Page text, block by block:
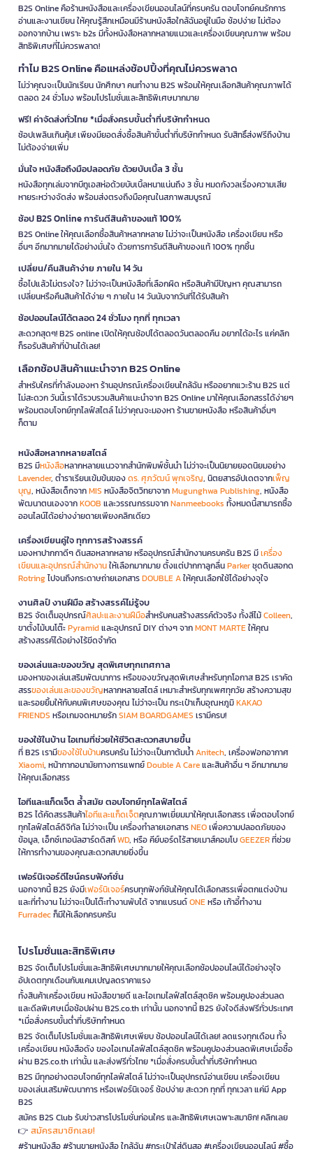
B2S Online คือร้านหนังสือและเครื่องเขียนออนไลน์ที่ครบครัน ตอบโจทย์คนรักการ
อ่านและงานเขียน ให้คุณรู้สึกเหมือนมีร้านหนังสือใกล้ฉันอยู่ในมือ ช้อปง่าย ไม่ต้อง
ออกจากบ้าน เพราะ b2s มีทั้งหนังสือหลากหลายแนวและเครื่องเขียนคุณภาพ พร้อม
สิทธิพิเศษที่ไม่ควรพลาด!
ทำไม B2S Online คือแหล่งช้อปปิ้งที่คุณไม่ควรพลาด
ไม่ว่าคุณจะเป็นนักเรียน นักศึกษา คนทำงาน B2S พร้อมให้คุณเลือกสินค้าคุณภาพได้
ตลอด 24 ชั่วโมง พร้อมโปรโมชั่นและสิทธิพิเศษมากมาย
ฟรี! ค่าจัดส่งทั่วไทย *เมื่อสั่งครบขั้นต่ำที่บริษัทกำหนด
ช้อปเพลินเกินคุ้ม! เพียงมียอดสั่งซื้อสินค้าขั้นต่ำที่บริษัทกำหนด รับสิทธิ์ส่งฟรีถึงบ้าน
ไม่ต้องจ่ายเพิ่ม
มั่นใจ หนังสือถึงมือปลอดภัย ด้วยบับเบิ้ล 3 ชั้น
หนังสือทุกเล่มจากบีทูเอสห่อด้วยบับเบิ้ลหนาแน่นถึง 3 ชั้น หมดกังวลเรื่องความเสีย
หายระหว่างจัดส่ง พร้อมส่งตรงถึงมือคุณในสภาพสมบูรณ์
ช้อป B2S Online การันตีสินค้าของแท้ 100%
B2S Online ให้คุณเลือกซื้อสินค้าหลากหลาย ไม่ว่าจะเป็นหนังสือ เครื่องเขียน หรือ
อื่นๆ อีกมากมายได้อย่างมั่นใจ ด้วยการการันตีสินค้าของแท้ 100% ทุกชิ้น
เปลี่ยน/คืนสินค้าง่าย ภายใน 14 วัน
ซื้อไปแล้วไม่ตรงใจ? ไม่ว่าจะเป็นหนังสือที่เลือกผิด หรือสินค้ามีปัญหา คุณสามารถ
เปลี่ยนหรือคืนสินค้าได้ง่าย ๆ ภายใน 14 วันนับจากวันที่ได้รับสินค้า
ช้อปออนไลน์ได้ตลอด 24 ชั่วโมง ทุกที่ ทุกเวลา
สะดวกสุดๆ! B2S online เปิดให้คุณช้อปได้ตลอดวันตลอดคืน อยากได้อะไร แค่คลิก
ก็รอรับสินค้าที่บ้านได้เลย!
เลือกช้อปสินค้าแนะนำจาก B2S Online
สำหรับใครที่กำลังมองหา ร้านอุปกรณ์เครื่องเขียนใกล้ฉัน หรืออยากแวะร้าน B2S แต่
ไม่สะดวก วันนี้เราได้รวบรวมสินค้าแนะนำจาก B2S Online มาให้คุณเลือกสรรได้ง่ายๆ
พร้อมตอบโจทย์ทุกไลฟ์สไตล์ ไม่ว่าคุณจะมองหา ร้านขายหนังสือ หรือสินค้าอื่นๆ
ก็ตาม
หนังสือหลากหลายสไตล์
B2S มีหนังสือหลากหลายแนวจากสำนักพิมพ์ชั้นนำ ไม่ว่าจะเป็นนิยายยอดนิยมอย่าง
Lavender, ตำราเรียนเข้มข้นของดร. ศุภวัฒน์ พุกเจริญ, นิตยสารอัปเดตจากเพ็ญ
บุญ, หนังสือเด็กจากMIS หนังสือจิตวิทยาจากMugunghwa Publishing, หนังสือ
พัฒนาตนเองจากKOOB และวรรณกรรมจากNanmeebooks ทั้งหมดนี้สามารถซื้อ
ออนไลน์ได้อย่างง่ายดายเพียงคลิกเดียว
เครื่องเขียนคู่ใจ ทุกการสร้างสรรค์
มองหาปากกาดีๆ ดินสอหลากหลาย หรืออุปกรณ์สำนักงานครบครัน B2S มีเครื่อง
เขียนและอุปกรณ์สำนักงานให้เลือกมากมาย ตั้งแต่ปากกาลูกลื่นParkerชุดดินสอกด
Rotringไปจนถึงกระดาษถ่ายเอกสารDOUBLE Aให้คุณเลือกใช้ได้อย่างจุใจ
งานศิลป์ งานฝีมือ สร้างสรรค์ไม่รู้จบ
B2S จัดเต็มอุปกรณ์ศิลปะและงานฝีมือสำหรับคนสร้างสรรค์ตัวจริง ทั้งสีไม้Colleen,
ขาตั้งไม้บนโต๊ะPyramidและอุปกรณ์ DIY ต่างๆ จากMONT MARTEให้คุณ
สร้างสรรค์ได้อย่างไร้ขีดจำกัด
ของเล่นและของขวัญ สุดพิเศษทุกเทศกาล
มองหาของเล่นเสริมพัฒนาการ หรือของขวัญสุดพิเศษสำหรับทุกโอกาส B2S เราคัด
สรรของเล่นและของขวัญหลากหลายสไตล์ เหมาะสำหรับทุกเพศทุกวัย สร้างความสุข
และรอยยิ้มให้กับคนพิเศษของคุณ ไม่ว่าจะเป็น กระเป๋าเก็บอุณหภูมิKAKAO
FRIENDS หรือเกมจดหมายรักSIAM BOARDGAMES เรามีครบ!
ของใช้ในบ้าน ไอเทมที่ช่วยให้ชีวิตสะดวกสบายขึ้น
ที่ B2S เรามีของใช้ในบ้านครบครัน ไม่ว่าจะเป็นกาต้มน้ำAnitech, เครื่องฟอกอากาศ
Xiaomi, หน้ากากอนามัยทางการแพทย์Double A Careและสินค้าอื่น ๆ อีกมากมาย
ให้คุณเลือกสรร
ไอทีและแก็ดเจ็ต ล้ำสมัย ตอบโจทย์ทุกไลฟ์สไตล์
B2S ได้คัดสรรสินค้าไอทีและแก็ดเจ็ตคุณภาพเยี่ยมมาให้คุณเลือกสรร เพื่อตอบโจทย์
ทุกไลฟ์สไตล์ดิจิทัล ไม่ว่าจะเป็น เครื่องทำลายเอกสารNEOเพื่อความปลอดภัยของ
ข้อมูล, เอ็กซ์เทอนัลฮาร์ดดิสก์WD, หรือ คีย์บอร์ดไร้สายเมาส์คอมโบGEEZERที่ช่วย
ให้การทำงานของคุณสะดวกสบายยิ่งขึ้น
เฟอร์นิเจอร์ดีไซน์ครบฟังก์ชั่น
นอกจากนี้ B2S ยังมีเฟอร์นิเจอร์ครบทุกฟังก์ชันให้คุณได้เลือกสรรเพื่อตกแต่งบ้าน
และที่ทำงาน ไม่ว่าจะเป็นโต๊ะทำงานพับได้ จากแบรนด์ONEหรือ เก้าอี้ทำงาน
Furradecก็มีให้เลือกครบครัน
โปรโมชั่นและสิทธิพิเศษ
B2S จัดเต็มโปรโมชั่นและสิทธิพิเศษมากมายให้คุณเลือกช้อปออนไลน์ได้อย่างจุใจ
อัปเดตทุกเดือนกับแคมเปญลดราคาแรง
ทั้งสินค้าเครื่องเขียน หนังสือขายดี และไอเทมไลฟ์สไตล์สุดชิค พร้อมคูปองส่วนลด
และดีลพิเศษเมื่อช้อปผ่าน B2S.co.th เท่านั้น นอกจากนี้ B2S ยังใจดีส่งฟรีทั่วประเทศ
*เมื่อสั่งครบขั้นต่ำที่บริษัทกำหนด
B2S จัดเต็มโปรโมชั่นและสิทธิพิเศษเพียบ ช้อปออนไลน์ได้เลย! ลดแรงทุกเดือน ทั้ง
เครื่องเขียน หนังสือดัง ของไอเทมไลฟ์สไตล์สุดชิค พร้อมคูปองส่วนลดพิเศษเมื่อซื้อ
ผ่าน B2S.co.th เท่านั้น และส่งฟรีทั่วไทย *เมื่อสั่งครบขั้นต่ำที่บริษัทกำหนด
B2S มีทุกอย่างตอบโจทย์ทุกไลฟ์สไตล์ ไม่ว่าจะเป็นอุปกรณ์อ่านเขียน เครื่องเขียน
ของเล่นเสริมพัฒนาการ หรือเฟอร์นิเจอร์ ช้อปง่าย สะดวก ทุกที่ ทุกเวลา แค่มี App
B2S
สมัคร B2S Club รับข่าวสารโปรโมชั่นก่อนใคร และสิทธิพิเศษเฉพาะสมาชิก! คลิกเลย
👉 สมัครสมาชิกเลย!
#ร้านหนังสือ #ร้านขายหนังสือ ใกล้ฉัน #กระเป๋าใส่ดินสอ #เครื่องเขียนออนไลน์ #ซื้อ